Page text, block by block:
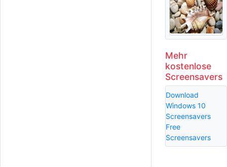
Mehr
kostenlose
Screensavers
Download
Windows 10
Screensavers
Free
Screensavers